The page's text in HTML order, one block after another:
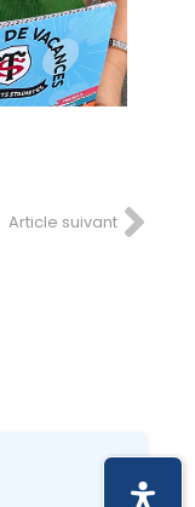
Article suivant